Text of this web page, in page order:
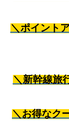
＼ポイント
＼新幹線旅
＼お得なク